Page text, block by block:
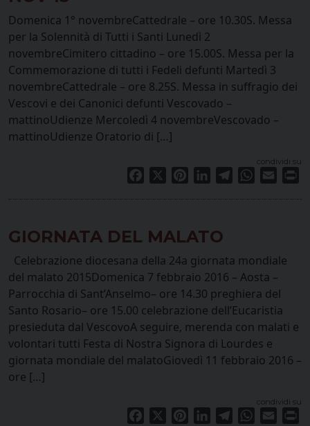
Domenica 1° novembreCattedrale – ore 10.30S. Messa
per la Solennità di Tutti i Santi Lunedì 2
novembreCimitero cittadino – ore 15.00S. Messa per la
Commemorazione di tutti i Fedeli defunti Martedì 3
novembreCattedrale – ore 8.25S. Messa in suffragio dei
Vescovi e dei Canonici defunti Vescovado –
mattinoUdienze Mercoledì 4 novembreVescovado –
mattinoUdienze Oratorio di […]
condividi su
Facebook PinterestLinkedInTelegramWhatsApp
Email
GIORNATA DEL MALATO
Celebrazione diocesana della 24a giornata mondiale
del malato 2015Domenica 7 febbraio 2016 – Aosta –
Parrocchia di Sant’Anselmo– ore 14.30 preghiera del
Santo Rosario– ore 15.00 celebrazione dell’Eucaristia
presieduta dal VescovoA seguire, merenda con malati e
volontari tutti Festa di Nostra Signora di Lourdes e
giornata mondiale del malatoGiovedì 11 febbraio 2016 –
ore […]
condividi su
Facebook PinterestLinkedInTelegramWhatsApp
Email